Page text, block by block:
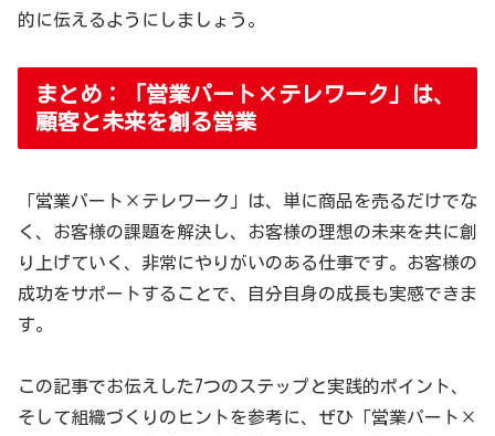
的に伝えるようにしましょう。
まとめ：「営業パート×テレワーク」は、
顧客と未来を創る営業
「営業パート×テレワーク」は、単に商品を売るだけでな
く、お客様の課題を解決し、お客様の理想の未来を共に創
り上げていく、非常にやりがいのある仕事です。お客様の
成功をサポートすることで、自分自身の成長も実感できま
す。
この記事でお伝えした7つのステップと実践的ポイント、
そして組織づくりのヒントを参考に、ぜひ「営業パート×